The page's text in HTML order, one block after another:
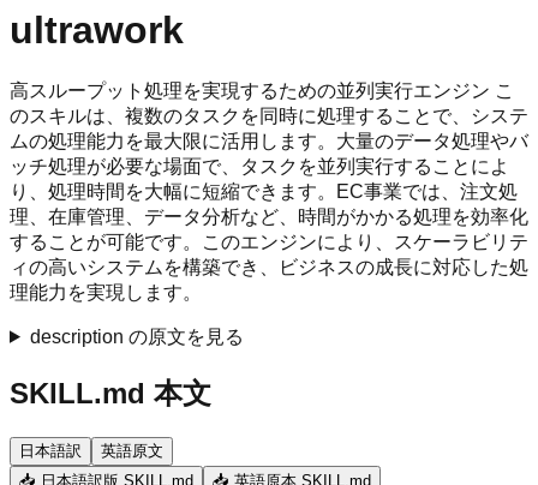
ultrawork
高スループット処理を実現するための並列実行エンジン こ
のスキルは、複数のタスクを同時に処理することで、システ
ムの処理能力を最大限に活用します。大量のデータ処理やバ
ッチ処理が必要な場面で、タスクを並列実行することによ
り、処理時間を大幅に短縮できます。EC事業では、注文処
理、在庫管理、データ分析など、時間がかかる処理を効率化
することが可能です。このエンジンにより、スケーラビリテ
ィの高いシステムを構築でき、ビジネスの成長に対応した処
理能力を実現します。
description の原文を見る
SKILL.md 本文
日本語訳
英語原文
📥 日本語訳版 SKILL.md
📥 英語原本 SKILL.md